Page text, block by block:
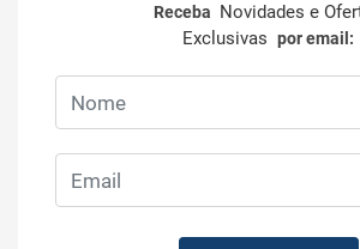
Receba Novidades e
Exclusivaspor email: